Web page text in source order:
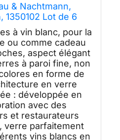
& Nachtmann,
1350102 Lot de 6
blanc, en cristal, 430
ml
à vin blanc, pour la
ou comme cadeau
aspect élégant
à paroi fine, non
en forme de
en verre
: développée en
avec des
et restaurateurs
verre parfaitement
vins blancs en